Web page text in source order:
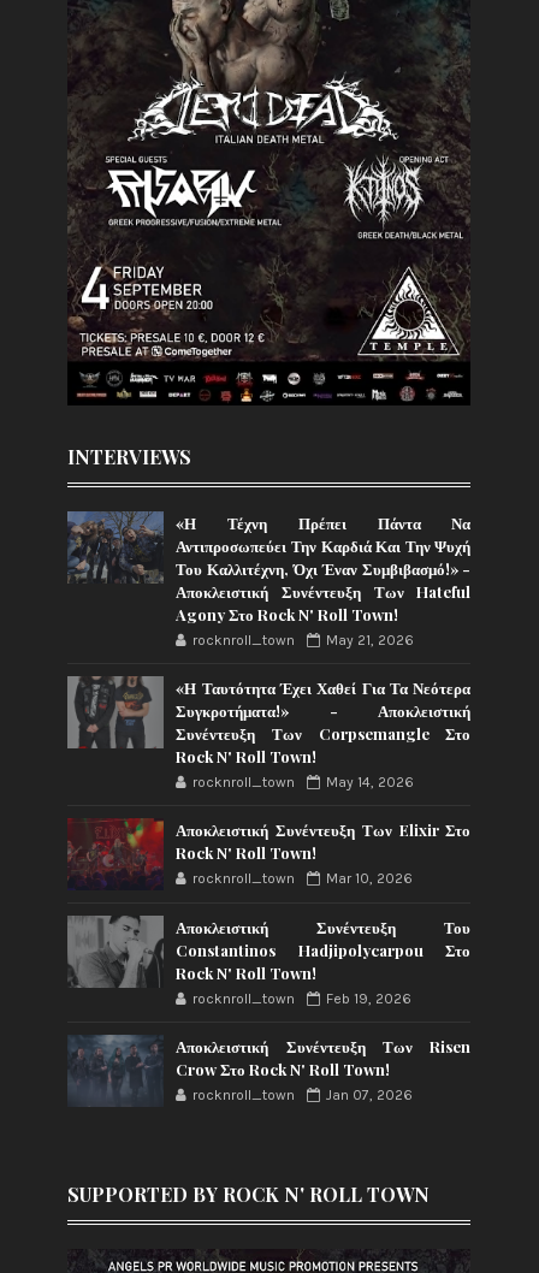
INTERVIEWS
«Η Τέχνη Πρέπει Πάντα Να
Αντιπροσωπεύει Την Καρδιά Και Την Ψυχή
Του Καλλιτέχνη, Όχι Έναν Συμβιβασμό!» -
Αποκλειστική Συνέντευξη Των Hateful
Agony Στο Rock N' Roll Town!
rocknroll_town May 21, 2026
«Η Ταυτότητα Έχει Χαθεί Για Τα Νεότερα
Συγκροτήματα!» - Αποκλειστική
Συνέντευξη Των Corpsemangle Στο
Rock N' Roll Town!
rocknroll_town May 14, 2026
Αποκλειστική Συνέντευξη Των Elixir Στο
Rock N' Roll Town!
rocknroll_town Mar 10, 2026
Αποκλειστική Συνέντευξη Του
Constantinos Hadjipolycarpou Στο
Rock N' Roll Town!
rocknroll_town Feb 19, 2026
Αποκλειστική Συνέντευξη Των Risen
Crow Στο Rock N' Roll Town!
rocknroll_town Jan 07, 2026
SUPPORTED BY ROCK N' ROLL TOWN